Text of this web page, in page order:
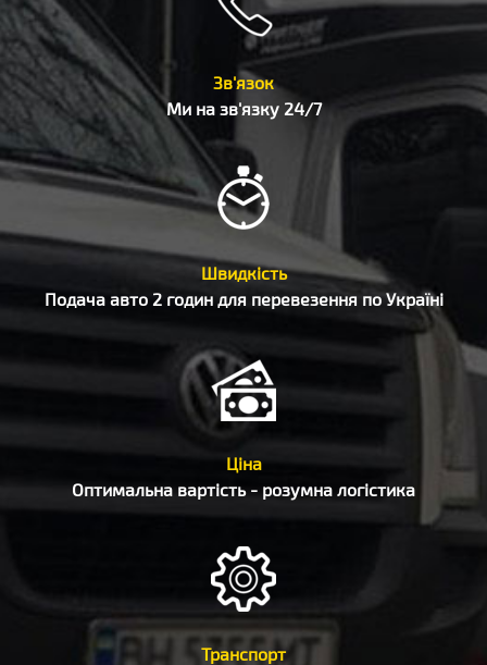
Зв'язок
Ми на зв'язку 24/7
Швидкість
Подача авто 2 годин для перевезення по Україні
Ціна
Оптимальна вартість - розумна логістика
Транспорт